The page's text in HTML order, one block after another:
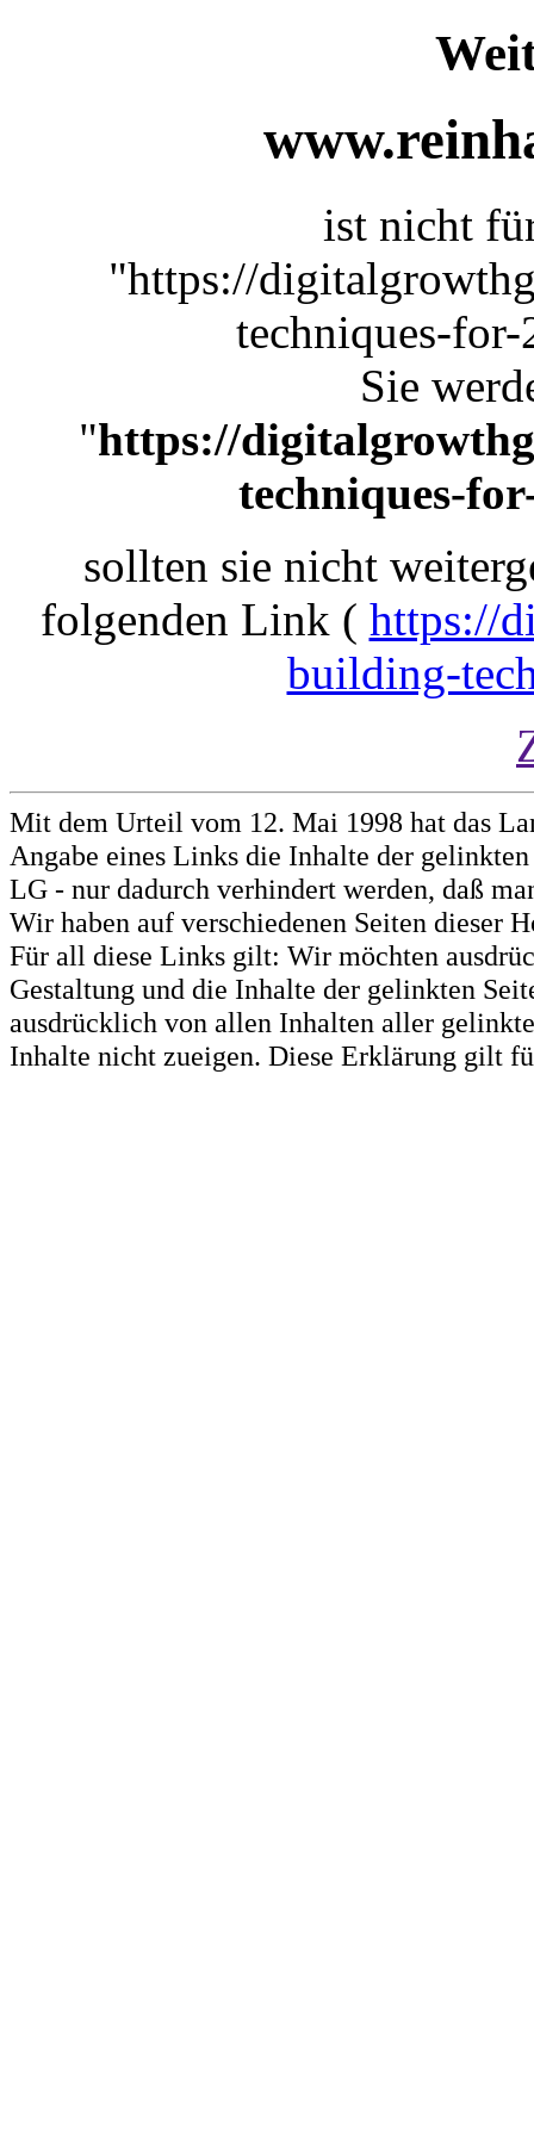
ist nicht
"https://
techniques-
Sie
"https://
techniques-
sollten sie nicht
folgenden Link ( https://
building-
Mit dem Urteil vom 12. Mai 1998 hat das
Angabe eines Links die Inhalte der
LG - nur dadurch verhindert werden, daß
Wir haben auf verschiedenen Seiten dieser
Für all diese Links gilt: Wir möchten
Gestaltung und die Inhalte der gelinkten
ausdrücklich von allen Inhalten aller
Inhalte nicht zueigen. Diese Erklärung gilt